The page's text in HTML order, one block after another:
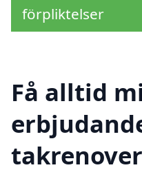
förpliktelser
Få alltid